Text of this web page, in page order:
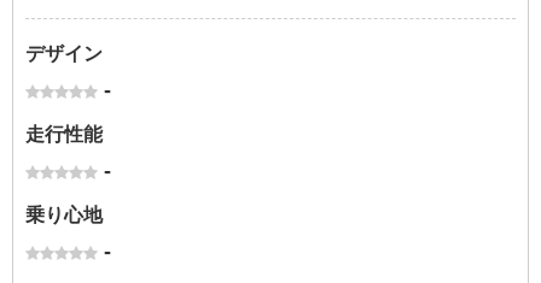
デザイン
-
走行性能
-
乗り心地
-